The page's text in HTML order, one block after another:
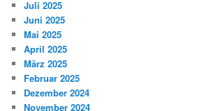
Juli 2025
Juni 2025
Mai 2025
April 2025
März 2025
Februar 2025
Dezember 2024
November 2024